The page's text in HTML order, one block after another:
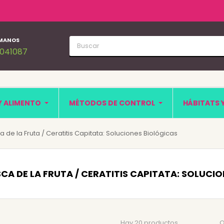
ALIMENTO MÉTODOS DE CONTROL HÁBITATS
de la Fruta / Ceratitis Capitata: Soluciones Biológicas
DE LA FRUTA / CERATITIS CAPITATA: